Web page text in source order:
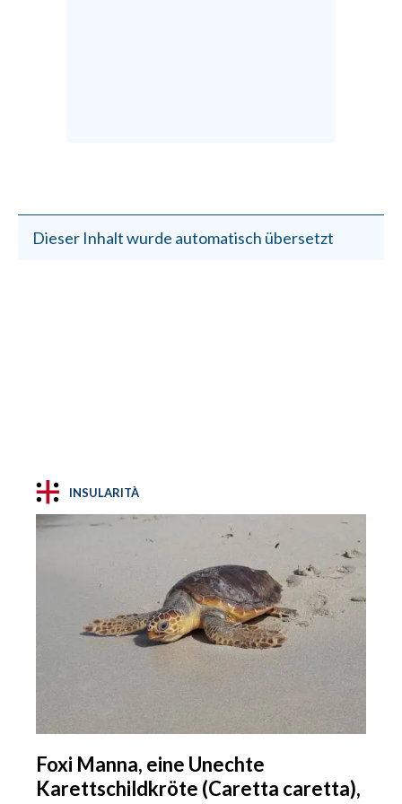
Dieser Inhalt wurde automatisch übersetzt
INSULARITÀ
Foxi Manna, eine Unechte
Karettschildkröte (Caretta caretta),